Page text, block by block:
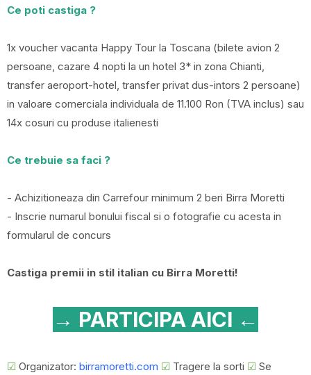
Ce poti castiga ?
1x voucher vacanta Happy Tour la Toscana (bilete avion 2
persoane, cazare 4 nopti la un hotel 3* in zona Chianti,
transfer aeroport-hotel, transfer privat dus-intors 2 persoane)
in valoare comerciala individuala de 11.100 Ron (TVA inclus) sau
14x cosuri cu produse italienesti
Ce trebuie sa faci ?
- Achizitioneaza din Carrefour minimum 2 beri Birra Moretti
- Inscrie numarul bonului fiscal si o fotografie cu acesta in
formularul de concurs
Castiga premii in stil italian cu Birra Moretti!
→ PARTICIPA AICI ←
☑ Organizator: birramoretti.com ☑ Tragere la sorti ☑ Se